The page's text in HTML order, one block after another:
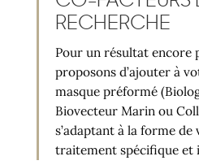
RECHERCHE
Pour un résultat encore
proposons d’ajouter à
masque préformé
Biovecteur Marin ou
s’adaptant à la forme
traitement spécifique et